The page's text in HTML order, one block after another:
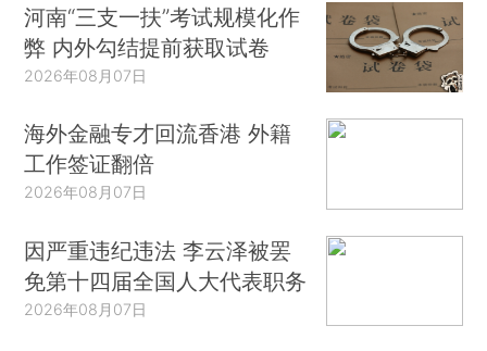
河南“三支一扶”考试规模化作
弊 内外勾结提前获取试卷
2026年08月07日
海外金融专才回流香港 外籍
工作签证翻倍
2026年08月07日
因严重违纪违法 李云泽被罢
免第十四届全国人大代表职务
2026年08月07日